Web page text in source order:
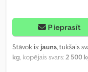
Pieprasīt
Stāvoklis: jauns, tukšais
kg, kopējais svars:2 500
,